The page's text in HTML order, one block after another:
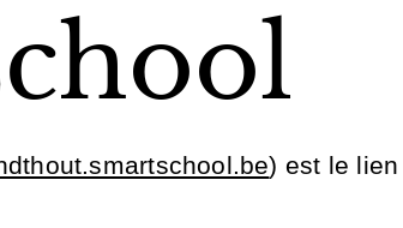
) est le lien